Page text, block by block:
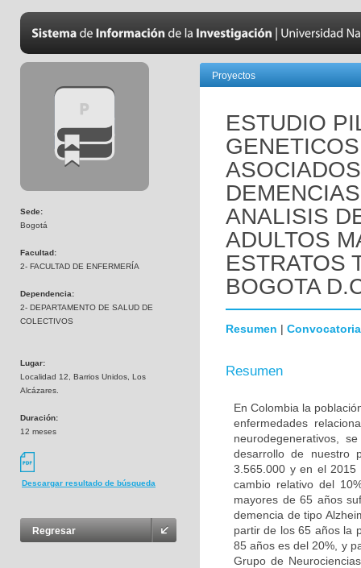
Sede:
Bogotá
Facultad:
2- FACULTAD DE ENFERMERÍA
Dependencia:
2- DEPARTAMENTO DE SALUD DE
COLECTIVOS
Lugar:
Localidad 12, Barrios Unidos, Los
Alcázares.
Duración:
12 meses
Descargar resultado de búsqueda
Regresar
Proyectos
ESTUDIO
ANALISIS
ADULTOS
ESTRATOS
BOGOTA
Resumen | Convocatoria
Resumen
En Colombia la
enfermedades
neurodegenerativos,
desarrollo de nuestro
3.565.000 y en el 2015
cambio relativo del
mayores de 65 años
demencia de tipo
partir de los 65 años la
85 años es del 20%, y
Grupo de